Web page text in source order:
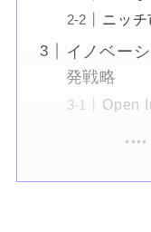
ニッチ
イノベー
発戦略
Open